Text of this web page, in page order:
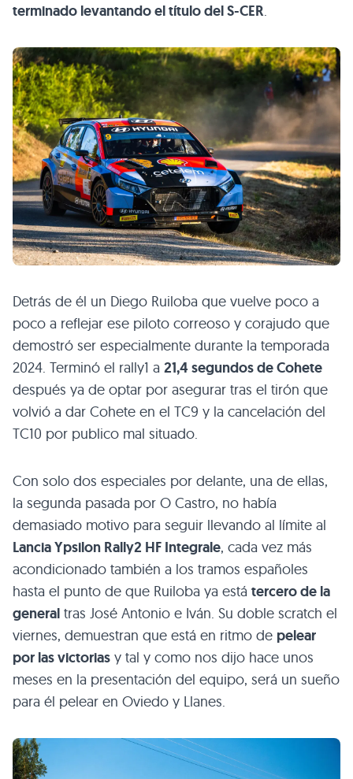
terminado levantando el título del S-CER.
Detrás de él un Diego Ruiloba que vuelve poco a
poco a reflejar ese piloto correoso y corajudo que
demostró ser especialmente durante la temporada
2024. Terminó el rally1 a 21,4 segundos de Cohete
después ya de optar por asegurar tras el tirón que
volvió a dar Cohete en el TC9 y la cancelación del
TC10 por publico mal situado.
Con solo dos especiales por delante, una de ellas,
la segunda pasada por O Castro, no había
demasiado motivo para seguir llevando al límite al
Lancia Ypsilon Rally2 HF Integrale, cada vez más
acondicionado también a los tramos españoles
hasta el punto de que Ruiloba ya está tercero de la
general tras José Antonio e Iván. Su doble scratch el
viernes, demuestran que está en ritmo de pelear
por las victorias y tal y como nos dijo hace unos
meses en la presentación del equipo, será un sueño
para él pelear en Oviedo y Llanes.